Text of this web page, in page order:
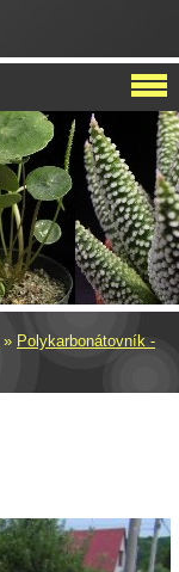
» Polykarbonátovník -